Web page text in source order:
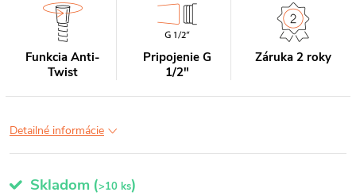
Funkcia Anti-
Twist
Pripojenie G
1/2"
Záruka 2 roky
Detailné informácie
Skladom (>10 ks)